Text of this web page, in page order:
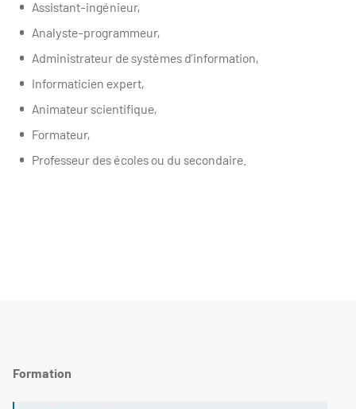
Assistant-ingénieur,
Analyste-programmeur,
Administrateur de systèmes d’information,
Informaticien expert,
Animateur scientifique,
Formateur,
Professeur des écoles ou du secondaire.
Formation